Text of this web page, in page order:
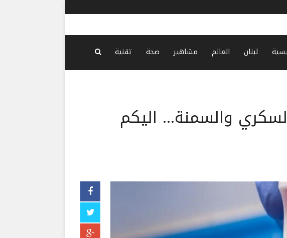
لبنان العالم مشاهير صحة تقنية
والسمنة... اليكم